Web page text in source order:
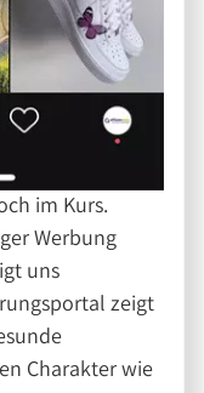
im Kurs.
Werbung
uns
zeigt
Charakter wie